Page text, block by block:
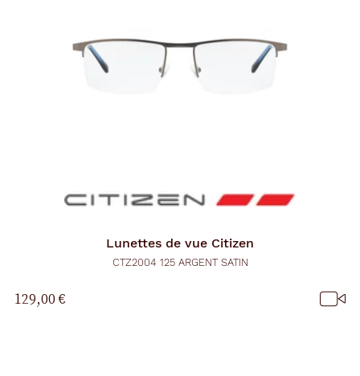
Lunettes de vue Citizen
CTZ2004 125 ARGENT SATIN
129,00 €